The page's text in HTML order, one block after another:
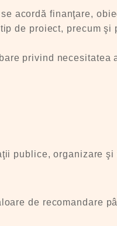
acordă finanţare,
de proiect, precum şi
privind necesitatea
publice, organizare şi
de recomandare